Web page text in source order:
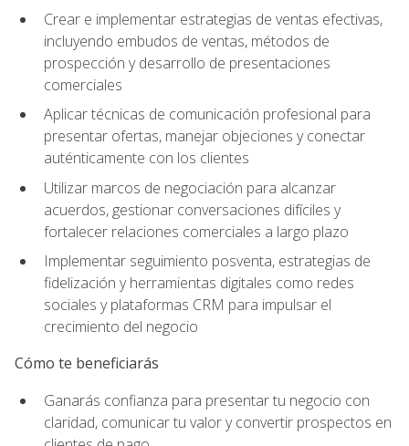
Crear e implementar estrategias de ventas efectivas,
incluyendo embudos de ventas, métodos de
prospección y desarrollo de presentaciones
comerciales
Aplicar técnicas de comunicación profesional para
presentar ofertas, manejar objeciones y conectar
auténticamente con los clientes
Utilizar marcos de negociación para alcanzar
acuerdos, gestionar conversaciones difíciles y
fortalecer relaciones comerciales a largo plazo
Implementar seguimiento posventa, estrategias de
fidelización y herramientas digitales como redes
sociales y plataformas CRM para impulsar el
crecimiento del negocio
Cómo te beneficiarás
Ganarás confianza para presentar tu negocio con
claridad, comunicar tu valor y convertir prospectos en